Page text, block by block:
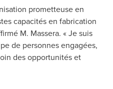
prometteuse en
capacités en fabrication
M. Massera. « Je suis
de personnes engagées,
des opportunités et